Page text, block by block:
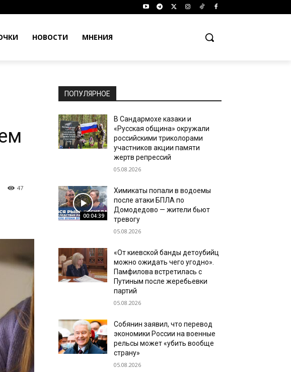
НОВОСТИ МНЕНИЯ
47
ПОПУЛЯРНОЕ
В Сандармохе казаки и
«Русская община» окружали
российскими триколорами
участников акции памяти
жертв репрессий
05.08.2026
00:04:39
Химикаты попали в водоемы
после атаки БПЛА по
Домодедово — жители бьют
тревогу
05.08.2026
«От киевской банды детоубийц
можно ожидать чего угодно».
Памфилова встретилась с
Путиным после жеребьевки
партий
05.08.2026
Собянин заявил, что перевод
экономики России на военные
рельсы может «убить вообще
страну»
05.08.2026